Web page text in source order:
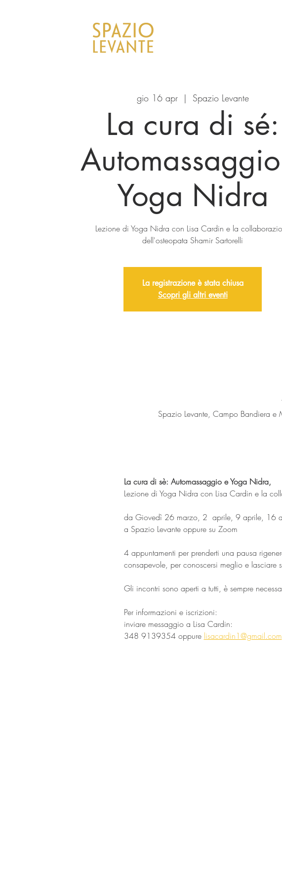
gio 16 apr
  |
Spazio Levante
La cura di sé:
Yoga Nidra
Lezione di Yoga Nidra con Lisa Cardin e la
dell'osteopata Shamir Sartorelli
La registrazione è stata chiusa
Scopri gli altri eventi
Spazio Levante, Campo Bandiera
La cura di sè: Automassaggio e Yoga Nidra,
Lezione di Yoga Nidra con Lisa Cardin e la
da Giovedì 26 marzo, 2  aprile, 9 aprile, 16
a Spazio Levante oppure su Zoom
4 appuntamenti per prenderti una pausa
consapevole, per conoscersi meglio e lasciare
Gli incontri sono aperti a tutti, è sempre
Per informazioni e iscrizioni:
inviare messaggio a Lisa Cardin:
348 9139354 oppure lisacardin1@gmail.com